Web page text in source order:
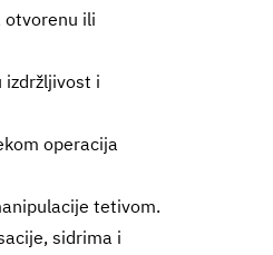
otvorenu ili
izdržljivost i
operacija
tetivom.
sidrima i